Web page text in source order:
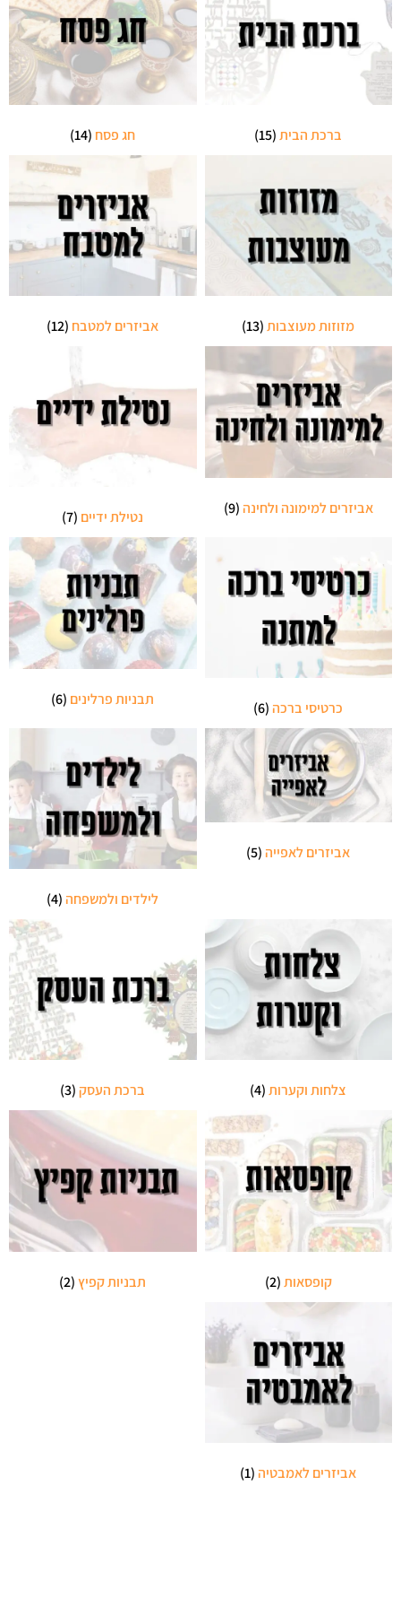
ברכת הבית(15) חג פסח (14)
מזוזות מעוצבות(13) אביזרים למטבח (12)
אביזרים למימונה ולחינה(9) נטילת ידיים (7)
כרטיסי ברכה(6) תבניות פרלינים (6)
אביזרים לאפייה(5)
לילדים ולמשפחה(4)
צלחות וקערות(4) ברכת העסק(3)
קופסאות(2) תבניות קפיץ(2)
אביזרים לאמבטיה(1)